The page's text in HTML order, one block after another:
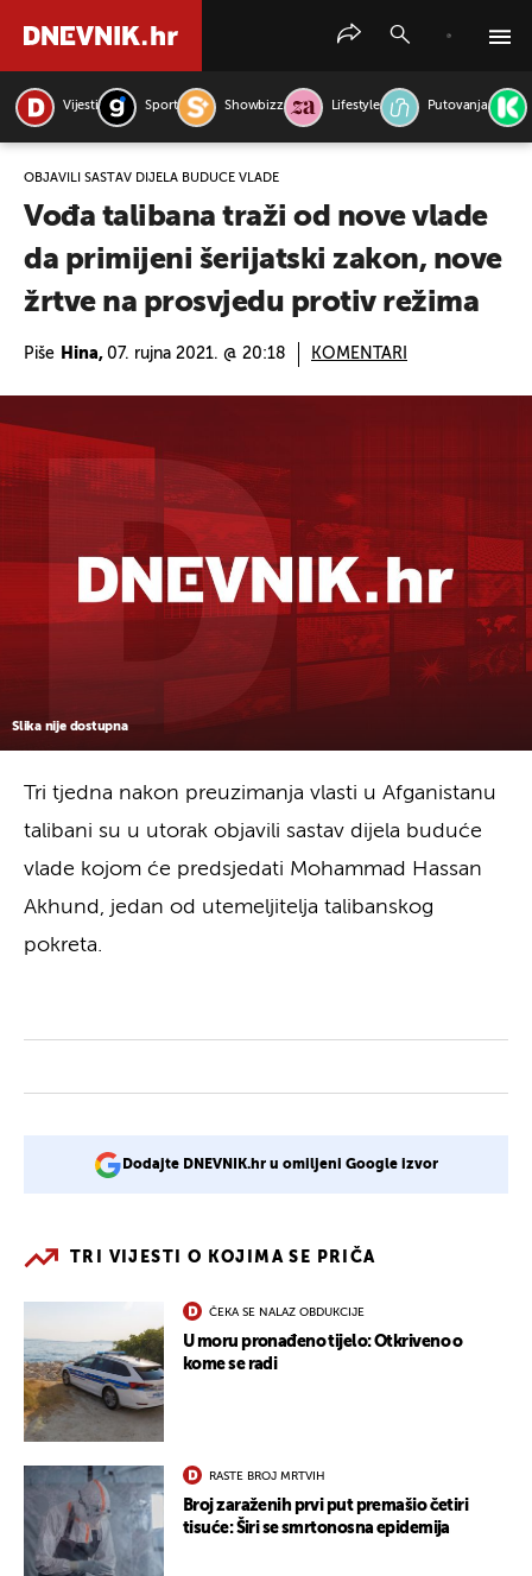
Vijesti Sport Showbizz Lifestyle Putovanja
OBJAVILI SASTAV DIJELA BUDUĆE VLADE
Vođa talibana traži od nove vlade
da primijeni šerijatski zakon, nove
žrtve na prosvjedu protiv režima
Piše Hina, 07. rujna 2021. @ 20:18 KOMENTARI
Slika nije dostupna
Tri tjedna nakon preuzimanja vlasti u Afganistanu
talibani su u utorak objavili sastav dijela buduće
vlade kojom će predsjedati Mohammad Hassan
Akhund, jedan od utemeljitelja talibanskog
pokreta.
Dodajte DNEVNIK.hr u omiljeni Google izvor
TRI VIJESTI O KOJIMA SE PRIČA
ČEKA SE NALAZ OBDUKCIJE
U moru pronađeno tijelo: Otkriveno o
kome se radi
RASTE BROJ MRTVIH
Broj zaraženih prvi put premašio četiri
tisuće: Širi se smrtonosna epidemija
PRETRAŽITE VIJESTI